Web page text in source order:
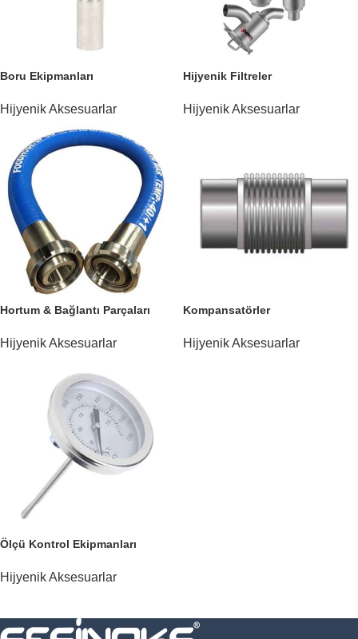
Boru Ekipmanları
Hijyenik Aksesuarlar
Hijyenik Filtreler
Hijyenik Aksesuarlar
Hortum & Bağlantı Parçaları
Hijyenik Aksesuarlar
Kompansatörler
Hijyenik Aksesuarlar
Ölçü Kontrol Ekipmanları
Hijyenik Aksesuarlar